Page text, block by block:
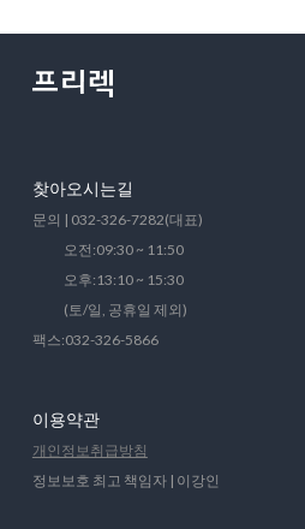
찾아오시는길
문의 | 032-326-7282(대표)
오전:09:30 ~ 11:50
오후:13:10 ~ 15:30
(토/일, 공휴일 제외)
팩스:032-326-5866
이용약관
개인정보취급방침
정보보호 최고 책임자 | 이강인